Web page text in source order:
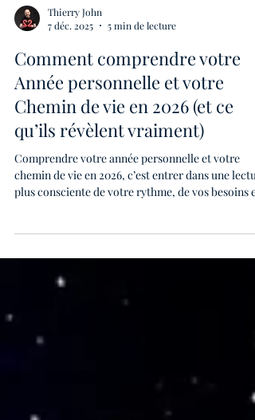
Thierry John
7 déc. 2025
5 min de lecture
Comment comprendre votre
Année personnelle et votre
Chemin de vie en 2026 (et ce
qu’ils révèlent vraiment)
chemin de vie en 2026, c’est entrer dans une
nombres révèlent une dynamique unique, faite
d’opportunités, de transitions et d’élans
avec plus de clarté dans l’année à venir.